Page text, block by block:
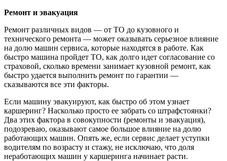
Ремонт и эвакуация
Ремонт различных видов — от ТО до кузовного и
технического ремонта — может оказывать серьезное влияние
на долю машин сервиса, которые находятся в работе. Как
быстро машина пройдет ТО, как долго идет согласование со
страховой, сколько времени занимает кузовной ремонт, как
быстро удается выполнить ремонт по гарантии —
сказываются все эти факторы.
Если машину эвакуируют, как быстро об этом узнает
каршеринг? Насколько просто ее забрать со штрафстоянки?
Два этих фактора в совокупности (ремонты и эвакуация),
подозреваю, оказывают самое большое влияние на долю
работающих машин. Опять же, если сервис делает уступки
водителям по возрасту и стажу, не исключаю, что доля
неработающих машин у каршеринга начинает расти.